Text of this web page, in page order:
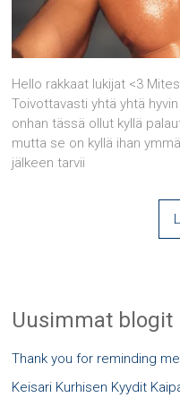
Hello rakkaat lukijat <3
Toivottavasti yhtä yhtä
onhan tässä ollut kyllä
mutta se on kyllä ihan
jälkeen tarvii
Uusimmat blogit
Thank you for reminding
Keisari Kurhisen Kyydit